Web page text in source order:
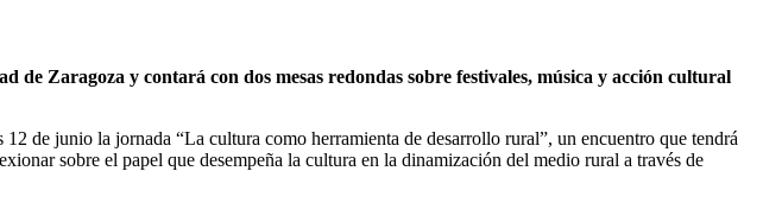
Zaragoza y contará con dos mesas redondas sobre festivales, música y acción cultural
de junio la jornada “La cultura como herramienta de desarrollo rural”, un encuentro que tendrá
sobre el papel que desempeña la cultura en la dinamización del medio rural a través de